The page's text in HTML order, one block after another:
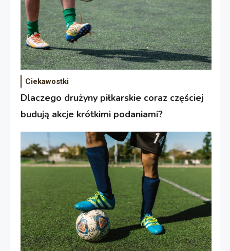
Ciekawostki
Dlaczego drużyny piłkarskie coraz częściej
budują akcje krótkimi podaniami?